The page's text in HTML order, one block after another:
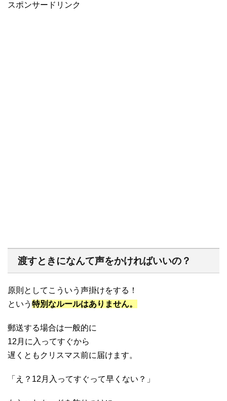
スポンサードリンク
渡すときになんて声をかければいいの？
原則としてこういう声掛けをする！
という 特別なルールはありません。
郵送する場合は一般的に
12月に入ってすぐから
遅くともクリスマス前に届けます。
「え？12月入ってすぐって早くない？」